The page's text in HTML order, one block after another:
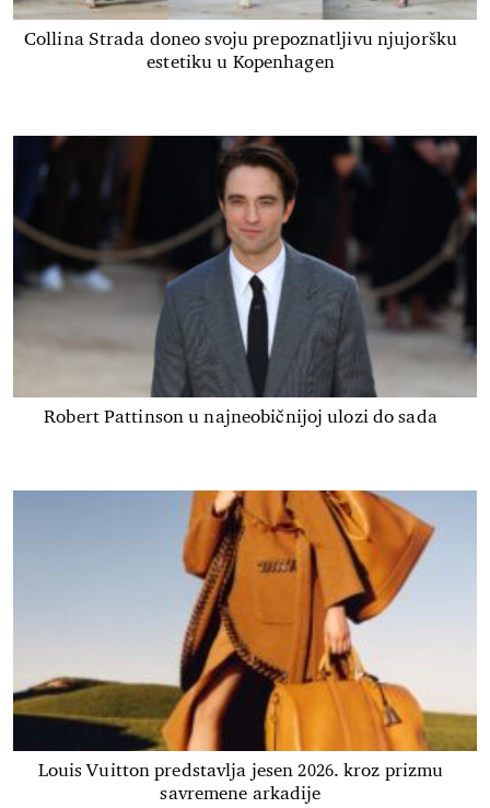
Collina Strada doneo svoju prepoznatljivu njujoršku
estetiku u Kopenhagen
Robert Pattinson u najneobičnijoj ulozi do sada
Louis Vuitton predstavlja jesen 2026. kroz prizmu
savremene arkadije